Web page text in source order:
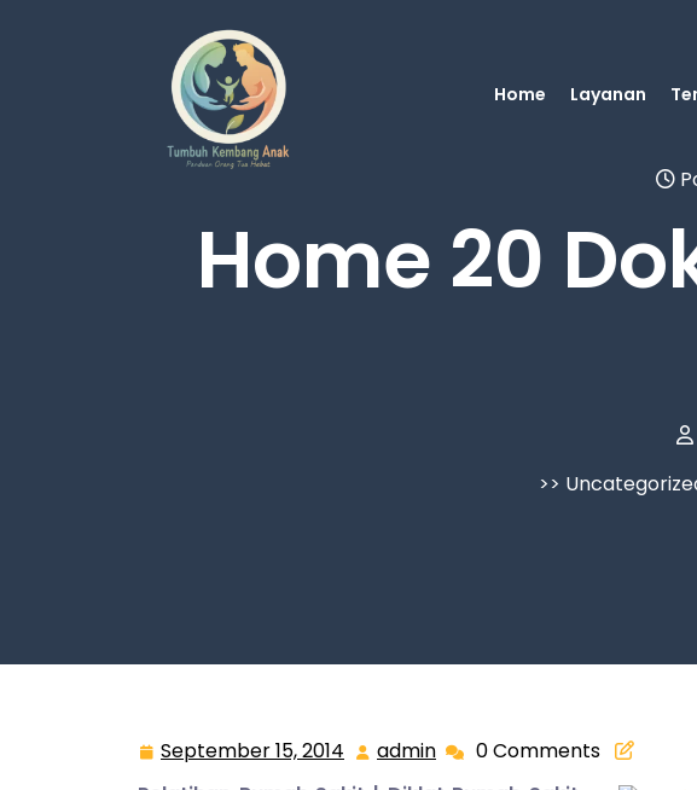
Home Layanan
Home 20
>>
September 15, 2014 September
15,
admin admin0 Comments